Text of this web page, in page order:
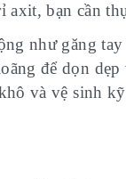
bạn cần
như găng tay
để dọn
và vệ sinh